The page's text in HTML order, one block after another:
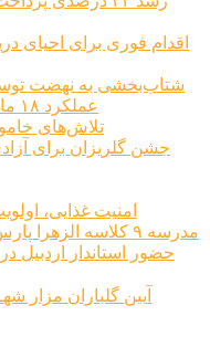
شتاب‌بخشی به نهضت
عملکرد ۱۸ ماهه امامی یگانه مورد قبول است
تلاش‌های
امنیت غذایی،
مدرسه ۹ کلاسه الزهرا پارس آباد مغان به بهره برداری رسید